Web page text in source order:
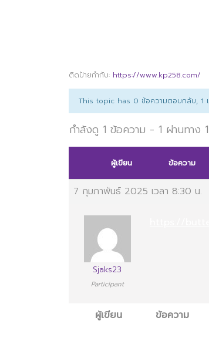
ติดป้ายกำกับ: https://www.kp258.com/
This topic has 0 ข้อความตอบกลับ, 1
กำลังดู 1 ข้อความ - 1 ผ่านทาง
ผู้เขียน ข้อความ
7 กุมภาพันธ์ 2025 เวลา 8:30 น.
Sjaks23
Participant
ผู้เขียน ข้อความ